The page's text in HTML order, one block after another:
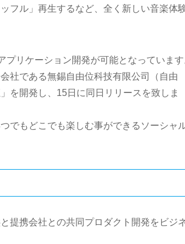
フル」再生するなど、全く新しい音楽体
リケーション開発が可能となっています
社である無錫自由位科技有限公司（自由
を開発し、15日に同日リリースを致しま
でもどこでも楽しむ事ができるソーシャ
提携会社との共同プロダクト開発をビジ